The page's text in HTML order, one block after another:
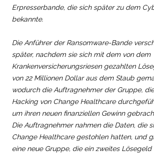
Erpresserbande, die sich später zu dem
bekannte.
Die Anführer der Ransomware-Bande
später, nachdem sie sich mit dem von dem
Krankenversicherungsriesen gezahlten
von 22 Millionen Dollar aus dem Staub
wodurch die Auftragnehmer der Gruppe,
Hacking von Change Healthcare
um ihren neuen finanziellen Gewinn
Die Auftragnehmer nahmen die Daten, die
Change Healthcare gestohlen hatten, und
eine neue Gruppe, die ein zweites Lösegeld